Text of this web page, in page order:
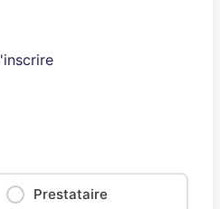
Prestataire